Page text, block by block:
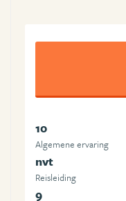
10
Algemene ervaring
nvt
Reisleiding
9